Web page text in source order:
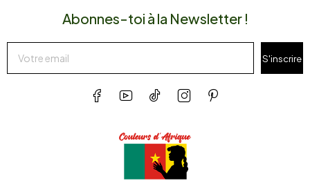
Abonnes-toi à la Newsletter !
S'inscrire